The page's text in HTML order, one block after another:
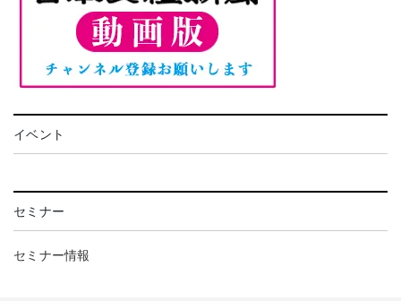
イベント
セミナー
セミナー情報